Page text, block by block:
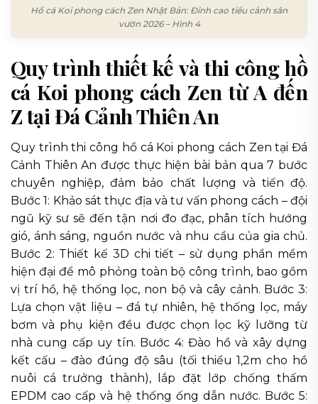
Hồ cá Koi phong cách Zen Nhật Bản: Đỉnh cao tiểu cảnh sân
vườn 2026 – Hình 4
Quy trình thiết kế và thi công hồ
cá Koi phong cách Zen từ A đến
Z tại Đá Cảnh Thiên An
Quy trình thi công hồ cá Koi phong cách Zen tại Đá
Cảnh Thiên An được thực hiện bài bản qua 7 bước
chuyên nghiệp, đảm bảo chất lượng và tiến độ.
Bước 1: Khảo sát thực địa và tư vấn phong cách – đội
ngũ kỹ sư sẽ đến tận nơi đo đạc, phân tích hướng
gió, ánh sáng, nguồn nước và nhu cầu của gia chủ.
Bước 2: Thiết kế 3D chi tiết – sử dụng phần mềm
hiện đại để mô phỏng toàn bộ công trình, bao gồm
vị trí hồ, hệ thống lọc, non bộ và cây cảnh. Bước 3:
Lựa chọn vật liệu – đá tự nhiên, hệ thống lọc, máy
bơm và phụ kiện đều được chọn lọc kỹ lưỡng từ
nhà cung cấp uy tín. Bước 4: Đào hồ và xây dựng
kết cấu – đào đúng độ sâu (tối thiểu 1,2m cho hồ
nuôi cá trưởng thành), lắp đặt lớp chống thấm
EPDM cao cấp và hệ thống ống dẫn nước. Bước 5: